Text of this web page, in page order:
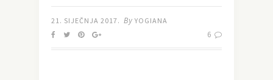
21. SIJEČNJA 2017. By YOGIANA
6